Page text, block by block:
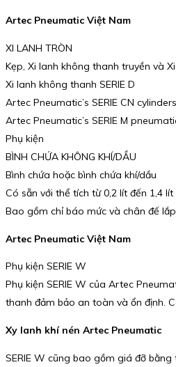
Artec Pneumatic Việt Nam
XI LANH TRÒN
Kẹp, Xi lanh không thanh truyền và
Xi lanh không thanh SERIE D
Artec Pneumatic’s SERIE CN cylinders
Artec Pneumatic’s SERIE M
Phụ kiện
BÌNH CHỨA KHÔNG KHÍ/DẦU
Bình chứa hoặc bình chứa khí/dầu
Có sẵn với thể tích từ 0,2 lít đến 1,4 lít
Bao gồm chỉ báo mức và chân đế lắp
Artec Pneumatic Việt Nam
Phụ kiện SERIE W
Phụ kiện SERIE W của Artec
thanh đảm bảo an toàn và ổn định.
Xy lanh khí nén Artec Pneumatic
SERIE W cũng bao gồm giá đỡ